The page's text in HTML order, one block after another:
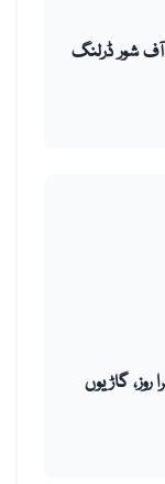
شور ڈرلنگ
روز، گاڑیوں